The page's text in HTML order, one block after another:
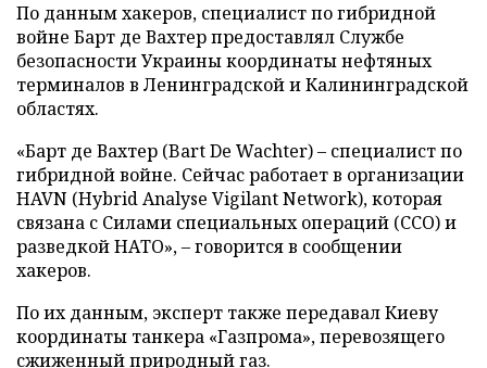
По данным хакеров, специалист по гибридной
войне Барт де Вахтер предоставлял Службе
безопасности Украины координаты нефтяных
терминалов в Ленинградской и Калининградской
областях.
«Барт де Вахтер (Bart De Wachter) – специалист по
гибридной войне. Сейчас работает в организации
HAVN (Hybrid Analyse Vigilant Network), которая
связана с Силами специальных операций (ССО) и
разведкой НАТО», – говорится в сообщении
хакеров.
По их данным, эксперт также передавал Киеву
координаты танкера «Газпрома», перевозящего
сжиженный природный газ.